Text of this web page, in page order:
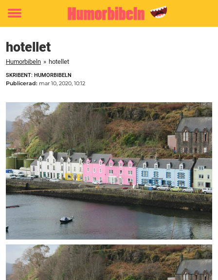
Toggle
hotellet
Humorbibeln » hotellet
SKRIBENT: HUMORBIBELN
Publicerad: mar 10, 2020, 10:12